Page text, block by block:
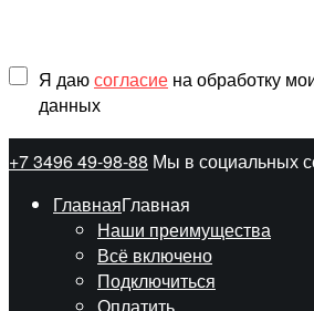
Я даюсогласие на обработку
данных
+7 3496 49-98-88 Мы в социальных
ГлавнаяГлавная
Наши преимущества
Всё включено
Подключиться